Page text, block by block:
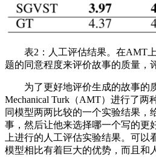
表2：人工评估结果。在AMT上
题的同意程度来评价故事的质量，
为了更好地评价生成的故事的质
Mechanical Turk（AMT）进行了两
同模型两两比较的一个实验结果，
事，然后让他来选择哪一个写的更
上进行的人工评估实验结果。可
模型相比有着巨大的优势，而且和